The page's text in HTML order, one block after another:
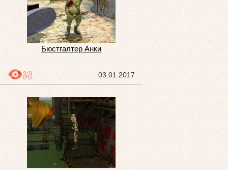
Бюстгалтер Анки
03.01.2017
849